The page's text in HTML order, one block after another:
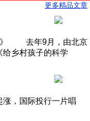
更多精品文章
》 去年9月，由北京
给乡村孩子的科学
，国际投行一片唱